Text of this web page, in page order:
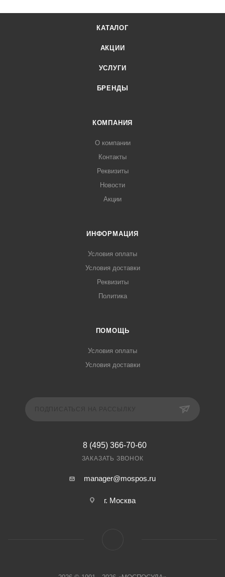
КАТАЛОГ
АКЦИИ
УСЛУГИ
БРЕНДЫ
КОМПАНИЯ
О компании
Контакты
Реквизиты
Новости
Акции
ИНФОРМАЦИЯ
Условия оплаты
Условия доставки
Реквизиты
Политика
ПОМОЩЬ
Условия оплаты
Условия доставки
8 (495) 366-70-60
ЗАКАЗАТЬ ЗВОНОК
manager@mospos.ru
г. Москва